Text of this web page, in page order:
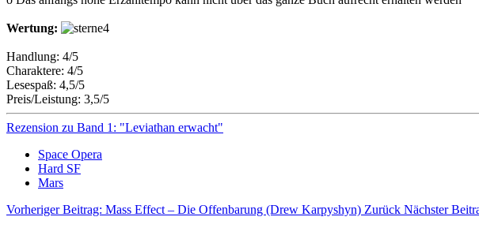
Wertung:
Handlung: 4/5
Charaktere: 4/5
Lesespaß: 4,5/5
Preis/Leistung: 3,5/5
Rezension zu Band 1: "Leviathan erwacht"
Space Opera
Hard SF
Mars
Vorheriger Beitrag: Mass Effect – Die Offenbarung (Drew Karpyshyn) Zurück Nächster